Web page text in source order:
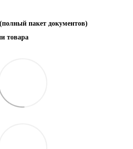
пакет документов)
товара